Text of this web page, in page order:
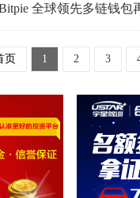
全球领先多链钱包
页 1 2 3